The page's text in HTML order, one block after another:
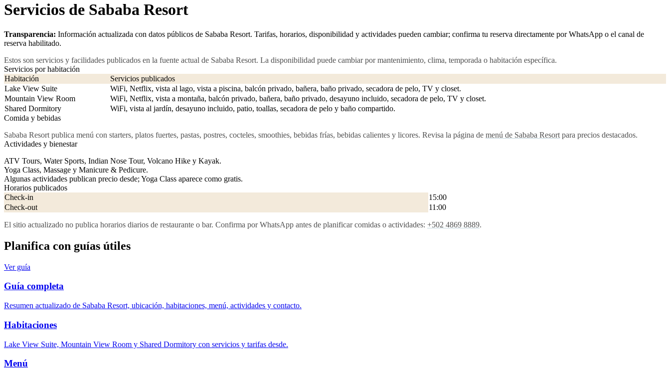
Servicios de Sababa Resort
Transparencia: Información actualizada con datos públicos de Sababa Resort. Tarifas, horarios, disponibilidad y actividades pueden cambiar; confirma tu reserva directamente por WhatsApp o el canal de
reserva habilitado.
Estos son servicios y facilidades publicados en la fuente actual de Sababa Resort. La disponibilidad puede cambiar por mantenimiento, clima, temporada o habitación específica.
Servicios por habitación
Habitación
Servicios publicados
Lake View Suite
WiFi, Netflix, vista al lago, vista a piscina, balcón privado, bañera, baño privado, secadora de pelo, TV y closet.
Mountain View Room
WiFi, Netflix, vista a montaña, balcón privado, bañera, baño privado, desayuno incluido, secadora de pelo, TV y closet.
Shared Dormitory
WiFi, vista al jardín, desayuno incluido, patio, toallas, secadora de pelo y baño compartido.
Comida y bebidas
Sababa Resort publica menú con starters, platos fuertes, pastas, postres, cocteles, smoothies, bebidas frías, bebidas calientes y licores. Revisa la página de menú de Sababa Resort para precios destacados.
Actividades y bienestar
ATV Tours, Water Sports, Indian Nose Tour, Volcano Hike y Kayak.
Yoga Class, Massage y Manicure & Pedicure.
Algunas actividades publican precio desde; Yoga Class aparece como gratis.
Horarios publicados
Check-in
15:00
Check-out
11:00
El sitio actualizado no publica horarios diarios de restaurante o bar. Confirma por WhatsApp antes de planificar comidas o actividades: +502 4869 8889.
Planifica con guías útiles
Ver guía
Guía completa
Resumen actualizado de Sababa Resort, ubicación, habitaciones, menú, actividades y contacto.
Habitaciones
Lake View Suite, Mountain View Room y Shared Dormitory con servicios y tarifas desde.
Menú